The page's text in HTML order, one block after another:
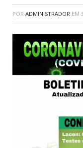
POR ADMINISTRADOR EM